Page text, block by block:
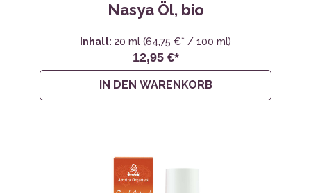
Nasya Öl, bio
Inhalt: 20 ml (64,75 €* / 100 ml)
12,95 €*
IN DEN WARENKORB